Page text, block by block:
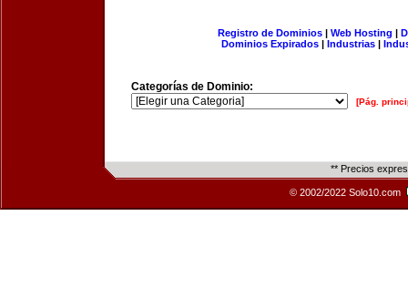
Registro de Dominios| Web Hosting |
Dominios Expirados | Industrias |
Categorías de Dominio:
[Pág.
** Precios
© 2002/2022 Solo10.com